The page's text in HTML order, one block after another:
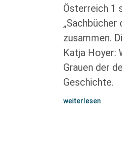
Österreich 1
„Sachbücher
zusammen.
Katja Hoyer:
Grauen der
Geschichte.
weiterlesen